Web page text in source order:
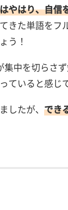
やはり、自信
きた単語を
う！
中を切らさ
ていると感じ
したが、 でき